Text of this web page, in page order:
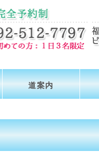
道案内